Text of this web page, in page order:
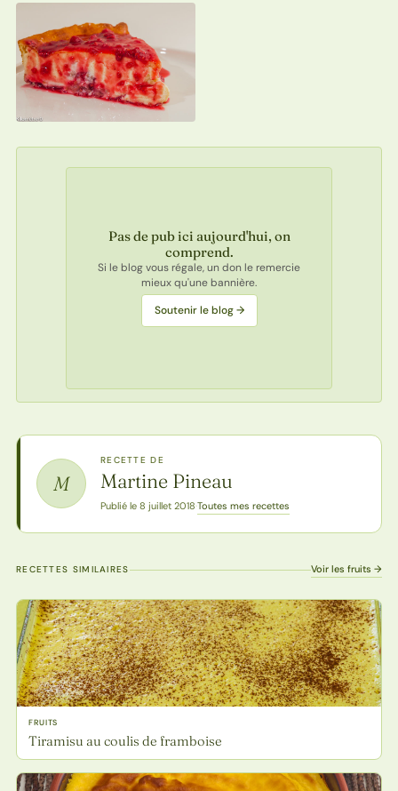
Pas de pub ici aujourd'hui, on
comprend.
Si le blog vous régale, un don le remercie
mieux qu'une bannière.
Soutenir le blog →
M
RECETTE DE
Martine Pineau
Publié le 8 juillet 2018·Toutes mes recettes
RECETTES SIMILAIRES Voir les fruits →
FRUITS
Tiramisu au coulis de framboise